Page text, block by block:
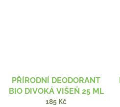
PŘÍRODNÍ DEODORANT
BIO DIVOKÁ VIŠEŇ 25 ML
185 Kč